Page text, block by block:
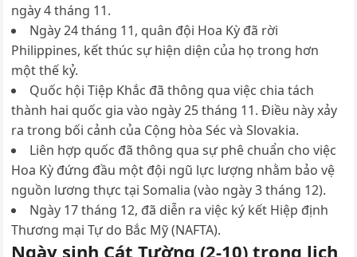
ngày 4 tháng 11.
Ngày 24 tháng 11, quân đội Hoa Kỳ đã rời
Philippines, kết thúc sự hiện diện của họ trong hơn
một thế kỷ.
Quốc hội Tiệp Khắc đã thông qua việc chia tách
thành hai quốc gia vào ngày 25 tháng 11. Điều này xảy
ra trong bối cảnh của Cộng hòa Séc và Slovakia.
Liên hợp quốc đã thông qua sự phê chuẩn cho việc
Hoa Kỳ đứng đầu một đội ngũ lực lượng nhằm bảo vệ
nguồn lương thực tại Somalia (vào ngày 3 tháng 12).
Ngày 17 tháng 12, đã diễn ra việc ký kết Hiệp định
Thương mại Tự do Bắc Mỹ (NAFTA).
Ngày sinh Cát Tường (2-10) trong lịch